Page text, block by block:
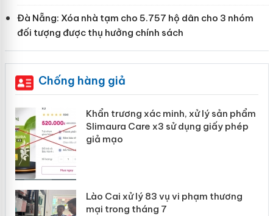
Đà Nẵng: Xóa nhà tạm cho 5.757 hộ dân cho 3 nhóm
đối tượng được thụ hưởng chính sách
Chống hàng giả
Khẩn trương xác minh, xử lý sản phẩm
Slimaura Care x3 sử dụng giấy phép
giả mạo
Lào Cai xử lý 83 vụ vi phạm thương
mại trong tháng 7